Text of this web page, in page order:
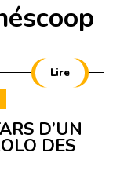
Lire
D’UN
DES